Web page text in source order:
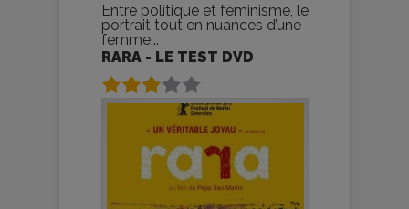
Entre politique et féminisme, le
portrait tout en nuances d’une
femme...
RARA - LE TEST DVD